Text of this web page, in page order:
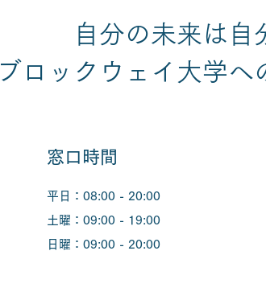
自分の未来は自
ブロックウェイ大学へ
窓口時間
平日：08:00 - 20:00​
土曜：09:00 - 19:00
日曜：09:00 - 20:00